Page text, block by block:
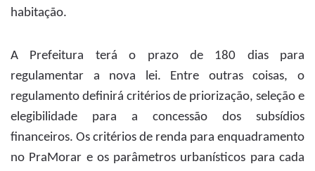
habitação.
A Prefeitura terá o prazo de 180 dias para
regulamentar a nova lei. Entre outras coisas, o
regulamento definirá critérios de priorização, seleção e
elegibilidade para a concessão dos subsídios
financeiros. Os critérios de renda para enquadramento
no PraMorar e os parâmetros urbanísticos para cada